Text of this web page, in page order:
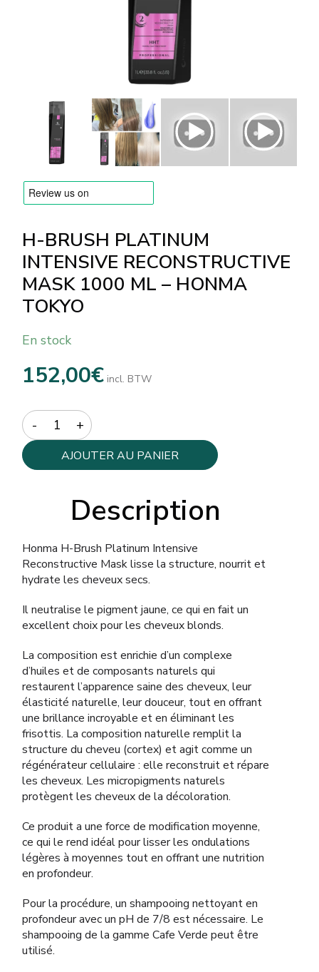
Livraison et Paiement
Questions fréquemment posées
Contactez nous
Commentaires
H-BRUSH PLATINUM
INTENSIVE RECONSTRUCTIVE
MASK 1000 ML – HONMA
TOKYO
En stock
152,00€ incl. BTW
Quantity
AJOUTER AU PANIER
Description
Honma H-Brush Platinum Intensive
Reconstructive Mask lisse la structure, nourrit et
hydrate les cheveux secs.
Il neutralise le pigment jaune, ce qui en fait un
excellent choix pour les cheveux blonds.
La composition est enrichie d’un complexe
d’huiles et de composants naturels qui
restaurent l’apparence saine des cheveux, leur
élasticité naturelle, leur douceur, tout en offrant
une brillance incroyable et en éliminant les
frisottis. La composition naturelle remplit la
structure du cheveu (cortex) et agit comme un
régénérateur cellulaire : elle reconstruit et répare
les cheveux. Les micropigments naturels
protègent les cheveux de la décoloration.
Ce produit a une force de modification moyenne,
ce qui le rend idéal pour lisser les ondulations
légères à moyennes tout en offrant une nutrition
en profondeur.
Pour la procédure, un shampooing nettoyant en
profondeur avec un pH de 7/8 est nécessaire. Le
shampooing de la gamme Cafe Verde peut être
utilisé.